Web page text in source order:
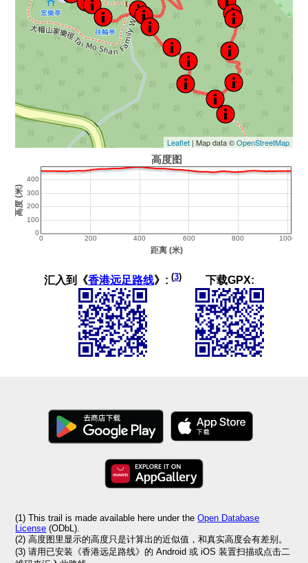
Leaflet| Map data ©OpenStreetMap
汇入到《香港远足路线》: (3) 下载GPX:
(1) This trail is made available here under theOpen Database
License (ODbL).
(2) 高度图里显示的高度只是计算出的近似值，和真实高度会有差别。
(3) 请用已安装《香港远足路线》的 Android 或 iOS 装置扫描或点击二